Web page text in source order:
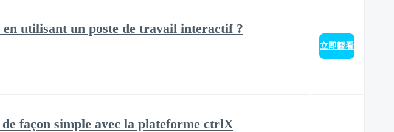
utilisant un poste de travail interactif ?
立即觀看
façon simple avec la plateforme ctrlX